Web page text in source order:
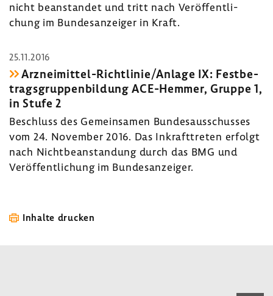
nicht bean­standet und tritt nach Veröf­fent­li­
chung im Bundes­an­zeiger in Kraft.
25.11.2016
Arzneimittel-​Richtlinie/Anlage IX: Fest­be­
trags­grup­pen­bil­dung ACE-​Hemmer, Gruppe 1,
in Stufe 2
Beschluss des Gemein­samen Bundes­aus­schusses
vom 24. November 2016. Das Inkraft­treten erfolgt
nach Nicht­be­an­stan­dung durch das BMG und
Veröf­fent­li­chung im Bundes­an­zeiger.
Inhalte drucken